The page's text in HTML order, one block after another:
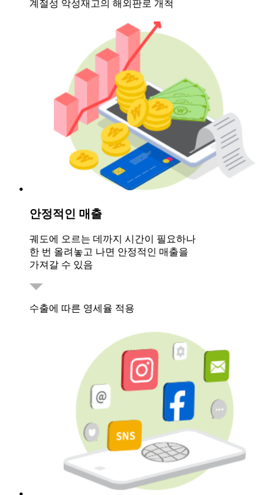
계절성 악성재고의 해외판로 개척
안정적인 매출
궤도에 오르는 데까지 시간이 필요하나
한 번 올려놓고 나면 안정적인 매출을
가져갈 수 있음
수출에 따른 영세율 적용